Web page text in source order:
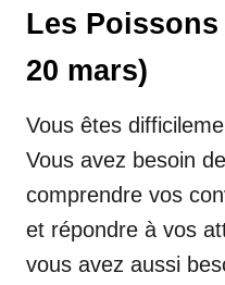
Les
20 mars)
Vous êtes
Vous avez besoin
comprendre vos
et répondre à vos
vous avez aussi